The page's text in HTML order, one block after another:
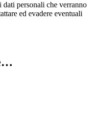
personali che verranno
ed evadere eventuali